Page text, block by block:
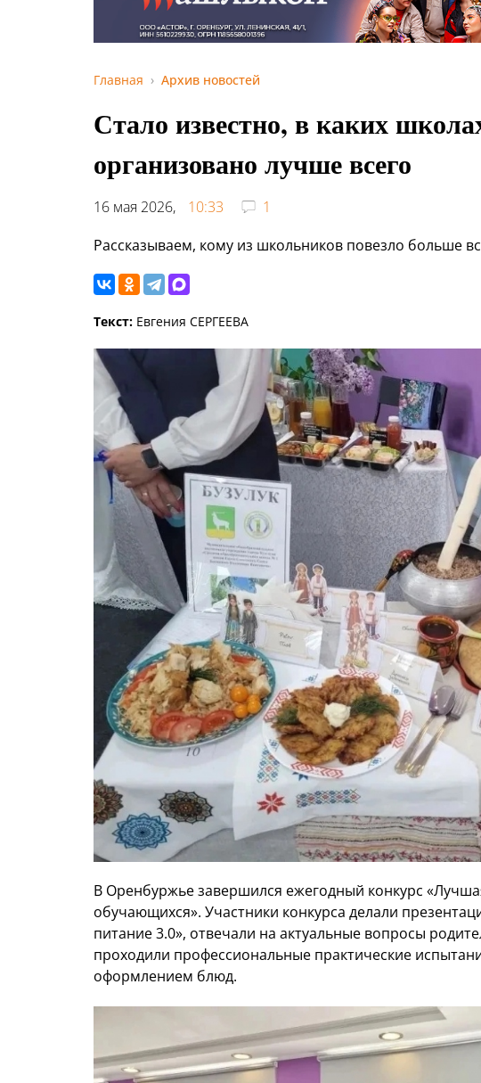
Главная Архив новостей
Стало известно, в каких
организовано лучше всего
16 мая 2026, 10:33
1
Рассказываем, кому из школьников повезло больше
Текст: Евгения СЕРГЕЕВА
В Оренбуржье завершился ежегодный конкурс
обучающихся». Участники конкурса делали
питание 3.0», отвечали на актуальные вопросы
проходили профессиональные практические
оформлением блюд.